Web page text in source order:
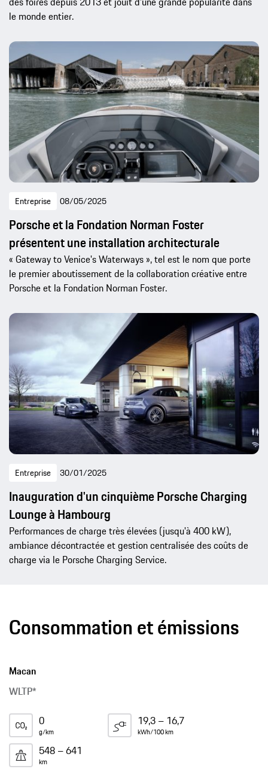
le monde entier.
Entreprise 08/05/2025
Porsche et la Fondation Norman Foster
présentent une installation architecturale
« Gateway to Venice's Waterways », tel est le nom que porte
le premier aboutissement de la collaboration créative entre
Porsche et la Fondation Norman Foster.
Entreprise 30/01/2025
Inauguration d'un cinquième Porsche Charging
Lounge à Hambourg
Performances de charge très élevées (jusqu'à 400 kW),
ambiance décontractée et gestion centralisée des coûts de
charge via le Porsche Charging Service.
Consommation et émissions
Macan
WLTP*
0
g/km
19,3 – 16,7
kWh/100 km
548 – 641
km